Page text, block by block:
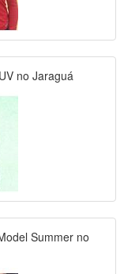
no Jaraguá
Summer no